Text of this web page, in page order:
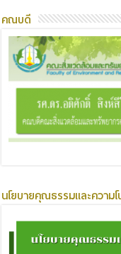
คณบดี
นโยบายคุณธรรมและความโ